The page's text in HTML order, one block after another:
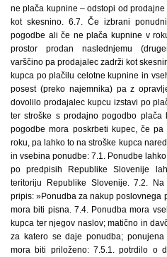
ne plača kupnine – odstopi od
kot skesnino. 6.7. Če izbrani
pogodbe ali če ne plača kupnine v
prostor prodan naslednjemu
varščino pa prodajalec zadrži kot
kupca po plačilu celotne kupnine in
posest (preko najemnika) pa z
dovolilo prodajalec kupcu izstavi po
ter stroške s prodajno pogodbo plača
pogodbe mora poskrbeti kupec, če
roku, pa lahko to na stroške kupca
in vsebina ponudbe: 7.1. Ponudbe
po predpisih Republike Slovenije
teritoriju Republike Slovenije. 7.2.
pripis: »Ponudba za nakup poslovnega
mora biti pisna. 7.4. Ponudba mora
kupca ter njegov naslov; matično in
za katero se daje ponudba;
mora biti priloženo: 7.5.1. potrdilo o